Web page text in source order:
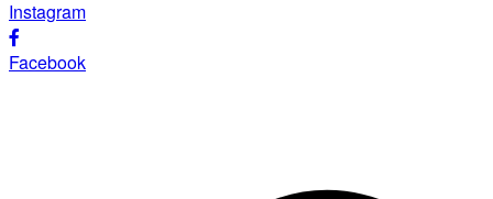
Instagram
Facebook